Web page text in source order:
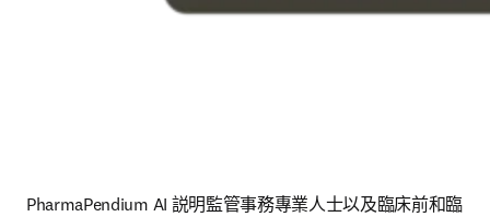
PharmaPendium AI 説明監管事務專業人士以及臨床前和臨